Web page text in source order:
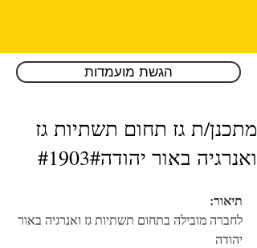
הגשת מועמדות
מתכנן/ת גז תחום תשתיות גז
ואנרגיה באור יהודה#1903#
תיאור:
לחברה מובילה בתחום תשתיות גז ואנרגיה באור
יהודה